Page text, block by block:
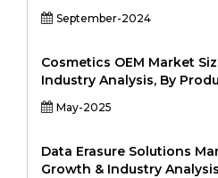
Context-Aware
(Cloud, On-premise) By
Behavior Tracking,
Assistants), and Regional
By Bus Module (Local
(LIN), Controller Area
Ethernet), By Vehicle
Sized, Luxury), By
and Comfort Electronics,
Communication, Safety &
September-2024
Cosmetics OEM Market
Industry Analysis, By
Haircare, Makeup,
By Service Type (OEM,
Packaging (Bottles,
Dispensers, Sachets) By
May-2025
Data Erasure Solutions
Growth & Industry